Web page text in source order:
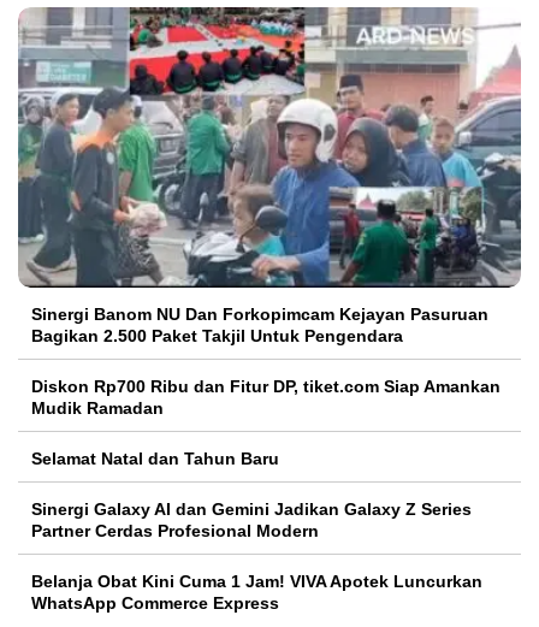
Sinergi Banom NU Dan Forkopimcam Kejayan Pasuruan
Bagikan 2.500 Paket Takjil Untuk Pengendara
Diskon Rp700 Ribu dan Fitur DP, tiket.com Siap Amankan
Mudik Ramadan
Selamat Natal dan Tahun Baru
Sinergi Galaxy AI dan Gemini Jadikan Galaxy Z Series
Partner Cerdas Profesional Modern
Belanja Obat Kini Cuma 1 Jam! VIVA Apotek Luncurkan
WhatsApp Commerce Express